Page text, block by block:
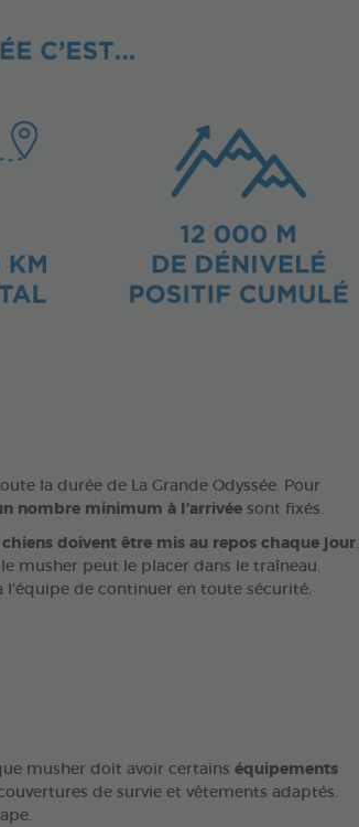
la durée de La Grande Odyssée. Pour
nombre minimum à l’arrivée sont fixés.
doivent être mis au repos chaque jour.
musher peut le placer dans le traîneau.
l’équipe de continuer en toute sécurité.
musher doit avoir certains équipements
de survie et vêtements adaptés.